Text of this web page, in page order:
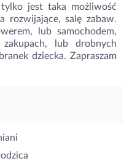
jest taka możliwość
rozwijające, salę zabaw.
lub samochodem,
lub drobnych
dziecka. Zapraszam